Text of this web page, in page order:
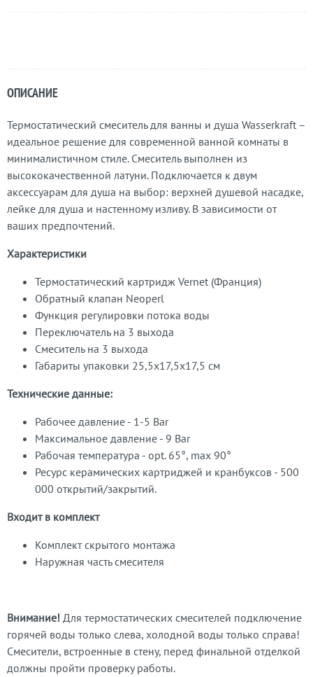
ОПИСАНИЕ
Термостатический смеситель для ванны и душа Wasserkraft –
идеальное решение для современной ванной комнаты в
минималистичном стиле. Смеситель выполнен из
высококачественной латуни. Подключается к двум
аксессуарам для душа на выбор: верхней душевой насадке,
лейке для душа и настенному изливу. В зависимости от
ваших предпочтений.
Характеристики
Термостатический картридж Vernet (Франция)
Обратный клапан Neoperl
Функция регулировки потока воды
Переключатель на 3 выхода
Смеситель на 3 выхода
Габариты упаковки 25,5х17,5х17,5 см
Технические данные:
Рабочее давление - 1-5 Bar
Максимальное давление - 9 Bar
Рабочая температура - opt. 65°, max 90°
Ресурс керамических картриджей и кранбуксов - 500
000 открытий/закрытий.
Входит в комплект
Комплект скрытого монтажа
Наружная часть смесителя
Внимание! Для термостатических смесителей подключение
горячей воды только слева, холодной воды только справа!
Смесители, встроенные в стену, перед финальной отделкой
должны пройти проверку работы.